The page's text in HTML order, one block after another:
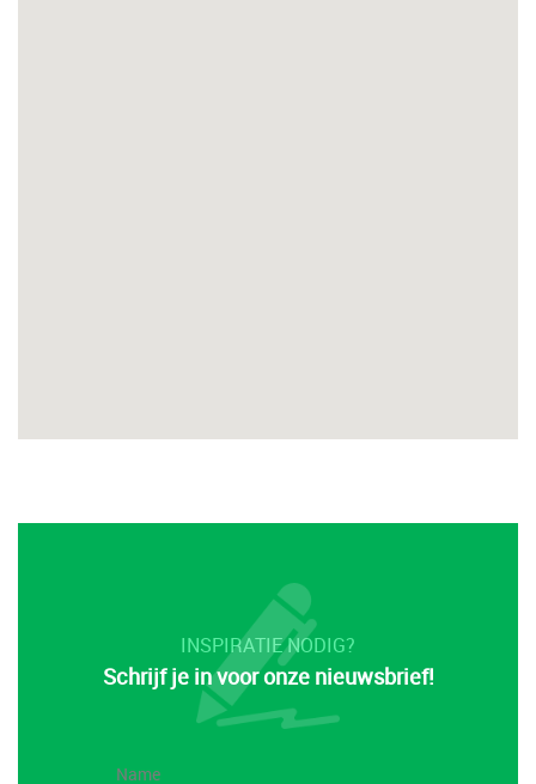
INSPIRATIE NODIG?
Schrijf je in voor onze nieuwsbrief!